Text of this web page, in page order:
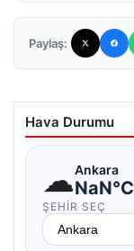
Paylaş:
Hava Durumu
☁Ankara
NaN°C
ŞEHIR SEÇ